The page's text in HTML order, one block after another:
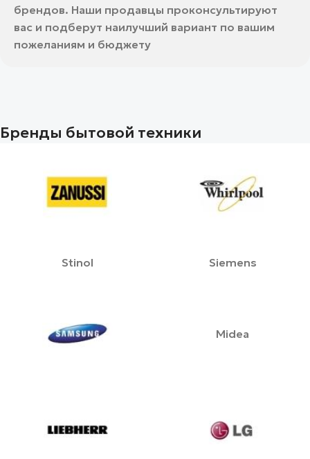
брендов. Наши продавцы проконсультируют
вас и подберут наилучший вариант по вашим
пожеланиям и бюджету
Бренды бытовой техники
Stinol Siemens
Midea